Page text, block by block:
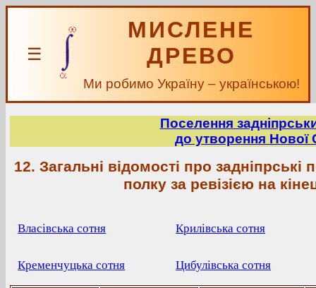
☰
МИСЛЕНЕ
ДРЕВО
Ми робимо Україну – українською!
Поселення
до утворення Нової
12. Загальні відомості про
полку за ревізією на
Власівська сотня
Кременчуцька сотня
Крилівська сотня
Цибулівська сотня